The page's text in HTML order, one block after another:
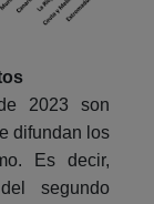
2023 son
difundan los
Es decir,
segundo